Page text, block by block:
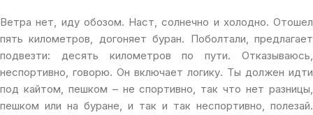
Ветра нет, иду обозом. Наст, солнечно и холодно. Отошел
пять километров, догоняет буран. Поболтали, предлагает
подвезти: десять километров по пути. Отказываюсь,
неспортивно, говорю. Он включает логику. Ты должен идти
под кайтом, пешком – не спортивно, так что нет разницы,
пешком или на буране, и так и так неспортивно, полезай.